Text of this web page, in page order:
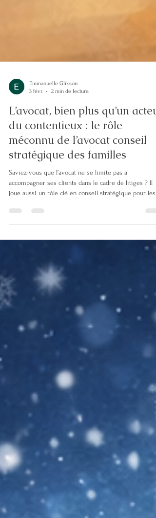
Emmanuelle Glikson
2 min de lecture
L’avocat, bien plus qu’un acteur
du contentieux : le rôle
méconnu de l’avocat conseil
stratégique des familles
Saviez-vous que l’avocat ne se limite pas à
accompagner ses clients dans le cadre de litiges ? Il
familles , un domaine encore trop peu connu, mais
a été brillamment mis en lumière lors des États
Généraux du Droit de la Famille 2026 , dans un atelier
animé par Béatrice Weiss-Gout, Anne-Caroline
et Stéphanie Travade-Lannoy . En quoi consiste ce